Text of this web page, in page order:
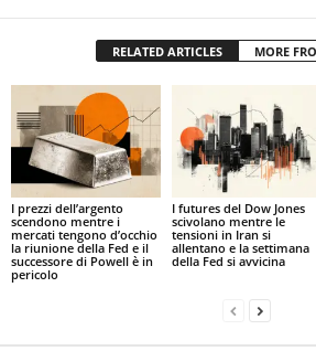
RELATED ARTICLES MORE
I prezzi dell’argento
scendono mentre i
mercati tengono d’occhio
la riunione della Fed e il
successore di Powell è in
pericolo
I futures del Dow Jones
scivolano mentre le
tensioni in Iran si
allentano e la settimana
della Fed si avvicina